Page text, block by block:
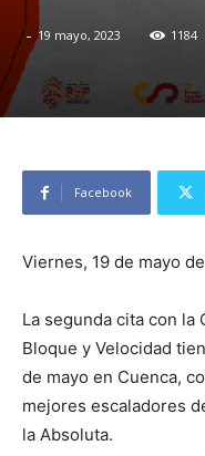
- 19 mayo, 2023 1184
Facebook
Viernes, 19 de mayo
La segunda cita con la
Bloque y Velocidad
de mayo en Cuenca,
mejores escaladores
la Absoluta.